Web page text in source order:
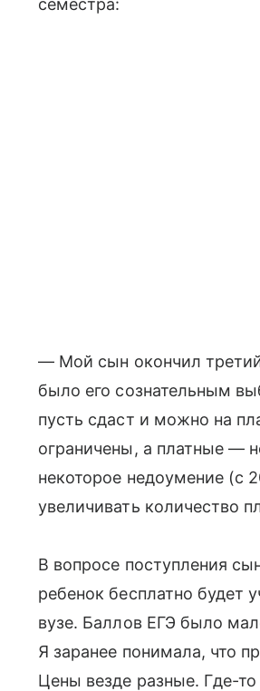
семестра:
— Мой сын окончил третий
было его сознательным
пусть сдаст и можно на
ограничены, а платные —
некоторое недоумение (с
увеличивать количество
В вопросе поступления
ребенок бесплатно будет
вузе. Баллов ЕГЭ было
Я заранее понимала, что
Цены везде разные. Где-